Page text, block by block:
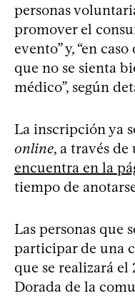
personas
promover el
evento” y, “en
que no se sienta
médico”, según
La inscripción ya
online, a través de
encuentra en la
tiempo de
Las personas que
participar de una
que se realizará el
Dorada de la